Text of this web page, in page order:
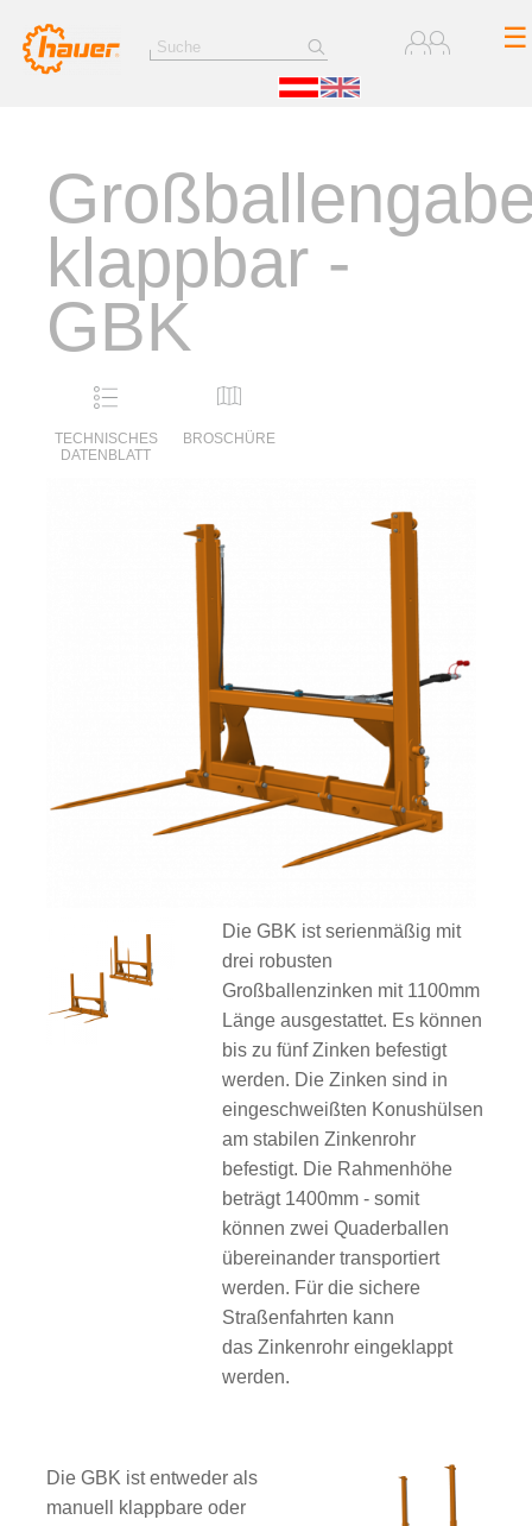
☰
klappbar -
GBK
TECHNISCHES
DATENBLATT
BROSCHÜRE
Die GBK ist serienmäßig mit
drei robusten
Großballenzinken mit 1100mm
Länge ausgestattet. Es können
bis zu fünf Zinken befestigt
werden. Die Zinken sind in
eingeschweißten Konushülsen
am stabilen Zinkenrohr
befestigt. Die Rahmenhöhe
beträgt 1400mm - somit
können zwei Quaderballen
übereinander transportiert
werden. Für die sichere
Straßenfahrten kann
das Zinkenrohr eingeklappt
werden.
Die GBK ist entweder als
manuell klappbare oder